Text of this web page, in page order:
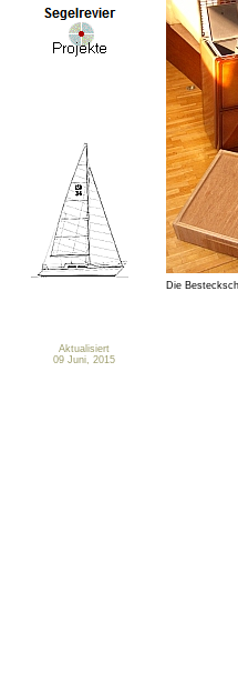
Aktualisiert
09 Juni, 2015
Die